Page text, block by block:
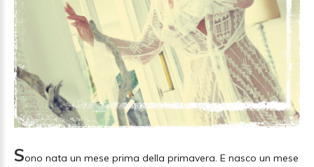
Sono nata un mese prima della primavera. E nasco un mese